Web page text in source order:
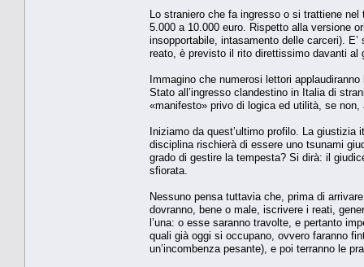
Lo straniero che fa ingresso o si trattiene
5.000 a 10.000 euro. Rispetto alla versione
insopportabile, intasamento delle carceri).
reato, è previsto il rito direttissimo davanti al
Immagino che numerosi lettori
Stato all’ingresso clandestino in Italia di
«manifesto» privo di logica ed utilità, se
Iniziamo da quest’ultimo profilo. La giustizia
disciplina rischierà di essere uno tsunami
grado di gestire la tempesta? Si dirà: il
sfiorata.
Nessuno pensa tuttavia che, prima di
dovranno, bene o male, iscrivere i reati,
l’una: o esse saranno travolte, e pertanto
quali già oggi si occupano, ovvero faranno
un’incombenza pesante), e poi terranno le